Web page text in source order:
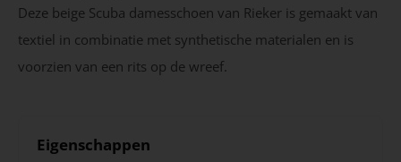
Deze beige Scuba damesschoen van Rieker is gemaakt van
textiel in combinatie met synthetische materialen en is
voorzien van een rits op de wreef.
Eigenschappen